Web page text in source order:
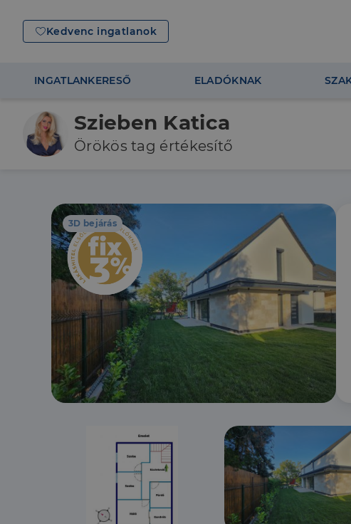
Kedvenc ingatlanok
INGATLANKERESŐ ELADÓKNAK
3D bejárás
Szieben Katica
Örökös tag értékesítő